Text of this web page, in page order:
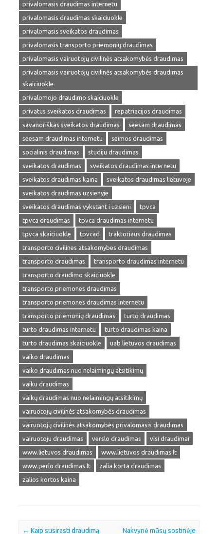
privalomasis draudimas internetu
privalomasis draudimas skaiciuokle
privalomasis sveikatos draudimas
privalomasis transporto priemonių draudimas
privalomasis vairuotojų civilinės atsakomybės draudimas
privalomasis vairuotojų civilinės atsakomybės draudimas
skaiciuokle
privalomojo draudimo skaiciuokle
privatus sveikatos draudimas
repatriacijos draudimas
savanoriškas sveikatos draudimas
seesam draudimas
seesam draudimas internetu
seimos draudimas
socialinis draudimas
studiju draudimas
sveikatos draudimas
sveikatos draudimas internetu
sveikatos draudimas kaina
sveikatos draudimas lietuvoje
sveikatos draudimas uzsienyje
sveikatos draudimas vykstant i uzsieni
tpvca
tpvca draudimas
tpvca draudimas internetu
tpvca skaiciuokle
tpvcad
traktoriaus draudimas
transporto civilines atsakomybes draudimas
transporto draudimas
transporto draudimas internetu
transporto draudimo skaiciuokle
transporto priemones draudimas
transporto priemones draudimas internetu
transporto priemonių draudimas
turto draudimas
turto draudimas internetu
turto draudimas kaina
turto draudimas skaiciuokle
uab lietuvos draudimas
vaiko draudimas
vaiko draudimas nuo nelaimingų atsitikimų
vaiku draudimas
vaikų draudimas nuo nelaimingų atsitikimų
vairuotojų civilinės atsakomybės draudimas
vairuotojų civilinės atsakomybės privalomasis draudimas
vairuotoju draudimas
verslo draudimas
visi draudimai
www.lietuvos draudimas
www.lietuvos draudimas.lt
www.perlo draudimas.lt
zalia korta draudimas
zalios kortos kaina
Post navigation
← Kaip susirasti draudimą
Nakvynė mūsų sostinėje